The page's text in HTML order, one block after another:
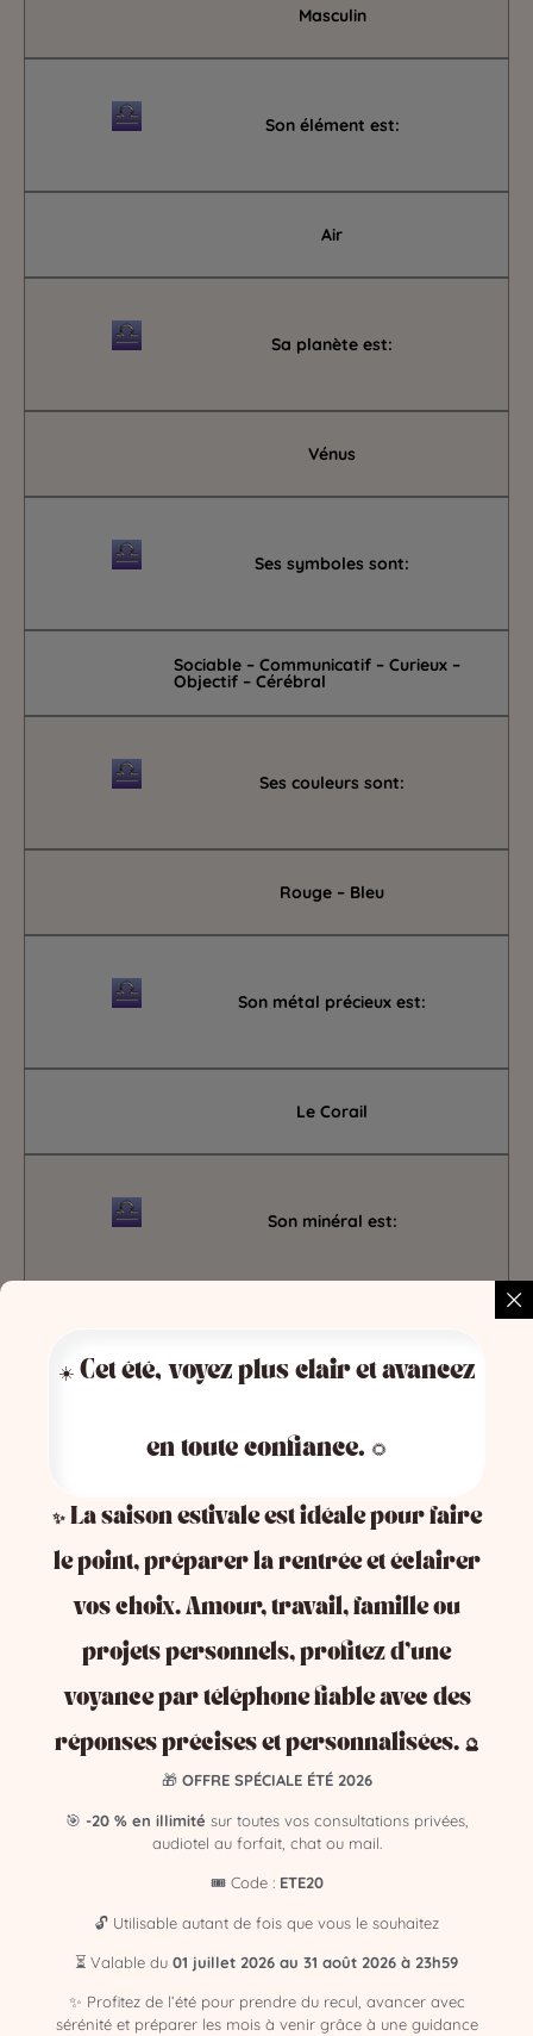
Masculin
Son élément est:
Air
Sa planète est:
Vénus
Ses symboles sont:
Sociable – Communicatif – Curieux –
Objectif – Cérébral
Ses couleurs sont:
Rouge – Bleu
Son métal précieux est:
Le Corail
Son minéral est:
Sa pierre précieuse est:
Le Saphir
Ses chiffres clefs sont:
2 – 8 – 19
Ses chiffres de fortune sont:
☀️ Cet été, voyez plus clair et avancez
en toute confiance. 🌻
✨ La saison estivale est idéale pour faire
le point, préparer la rentrée et éclairer
vos choix. Amour, travail, famille ou
projets personnels, profitez d’une
voyance par téléphone fiable avec des
réponses précises et personnalisées. 🔮
🎁 OFFRE SPÉCIALE ÉTÉ 2026
🎯 -20 % en illimité sur toutes vos consultations privées,
audiotel au forfait, chat ou mail.
🎟️ Code : ETE20
🔓 Utilisable autant de fois que vous le souhaitez
⏳ Valable du 01 juillet 2026 au 31 août 2026 à 23h59
✨ Profitez de l’été pour prendre du recul, avancer avec
sérénité et préparer les mois à venir grâce à une guidance